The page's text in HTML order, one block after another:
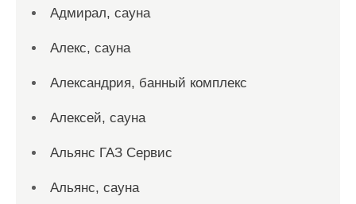
Адмирал, сауна
Алекс, сауна
Александрия, банный комплекс
Алексей, сауна
Альянс ГАЗ Сервис
Альянс, сауна